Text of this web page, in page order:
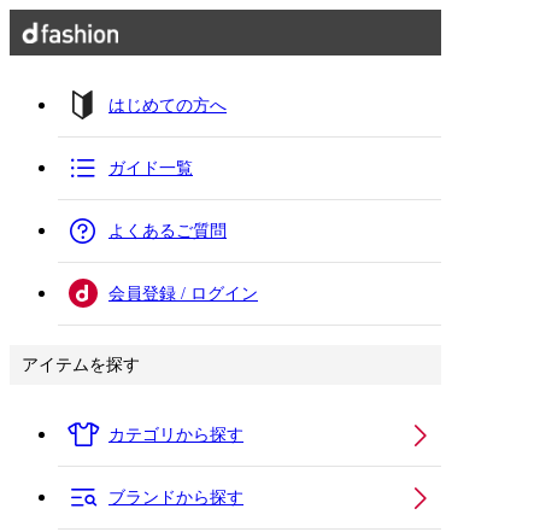
はじめての方へ
ガイド一覧
よくあるご質問
会員登録 / ログイン
アイテムを探す
カテゴリから探す
ブランドから探す